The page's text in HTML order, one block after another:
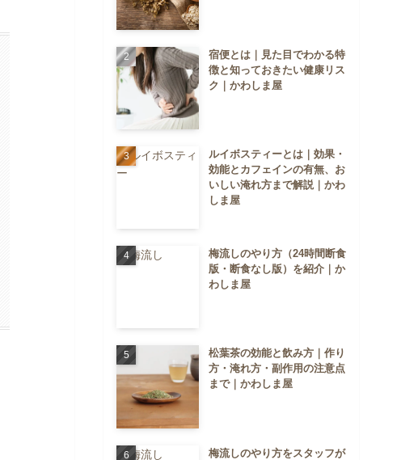
宿便とは｜見た目でわかる特
徴と知っておきたい健康リス
ク｜かわしま屋
ルイボスティーとは｜効果・
効能とカフェインの有無、お
いしい淹れ方まで解説｜かわ
しま屋
梅流しのやり方（24時間断食
版・断食なし版）を紹介｜か
わしま屋
松葉茶の効能と飲み方｜作り
方・淹れ方・副作用の注意点
まで｜かわしま屋
梅流しのやり方をスタッフが